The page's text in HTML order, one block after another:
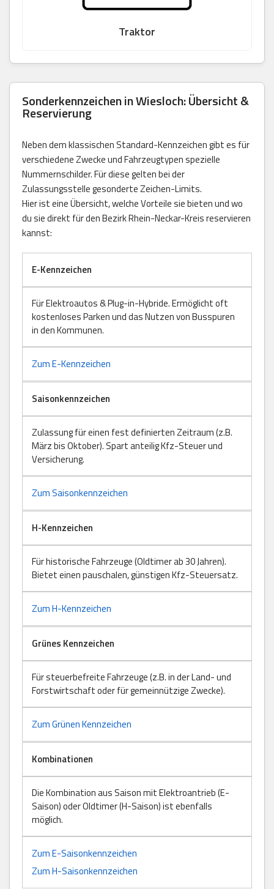
Traktor
Sonderkennzeichen in Wiesloch: Übersicht &
Reservierung
Neben dem klassischen Standard-Kennzeichen gibt es für
verschiedene Zwecke und Fahrzeugtypen spezielle
Nummernschilder. Für diese gelten bei der
Zulassungsstelle gesonderte Zeichen-Limits.
Hier ist eine Übersicht, welche Vorteile sie bieten und wo
du sie direkt für den Bezirk Rhein-Neckar-Kreis reservieren
kannst:
E-Kennzeichen
Für Elektroautos & Plug-in-Hybride. Ermöglicht oft
kostenloses Parken und das Nutzen von Busspuren
in den Kommunen.
Zum E-Kennzeichen
Saisonkennzeichen
Zulassung für einen fest definierten Zeitraum (z.B.
März bis Oktober). Spart anteilig Kfz-Steuer und
Versicherung.
Zum Saisonkennzeichen
H-Kennzeichen
Für historische Fahrzeuge (Oldtimer ab 30 Jahren).
Bietet einen pauschalen, günstigen Kfz-Steuersatz.
Zum H-Kennzeichen
Grünes Kennzeichen
Für steuerbefreite Fahrzeuge (z.B. in der Land- und
Forstwirtschaft oder für gemeinnützige Zwecke).
Zum Grünen Kennzeichen
Kombinationen
Die Kombination aus Saison mit Elektroantrieb (E-
Saison) oder Oldtimer (H-Saison) ist ebenfalls
möglich.
Zum E-Saisonkennzeichen
Zum H-Saisonkennzeichen